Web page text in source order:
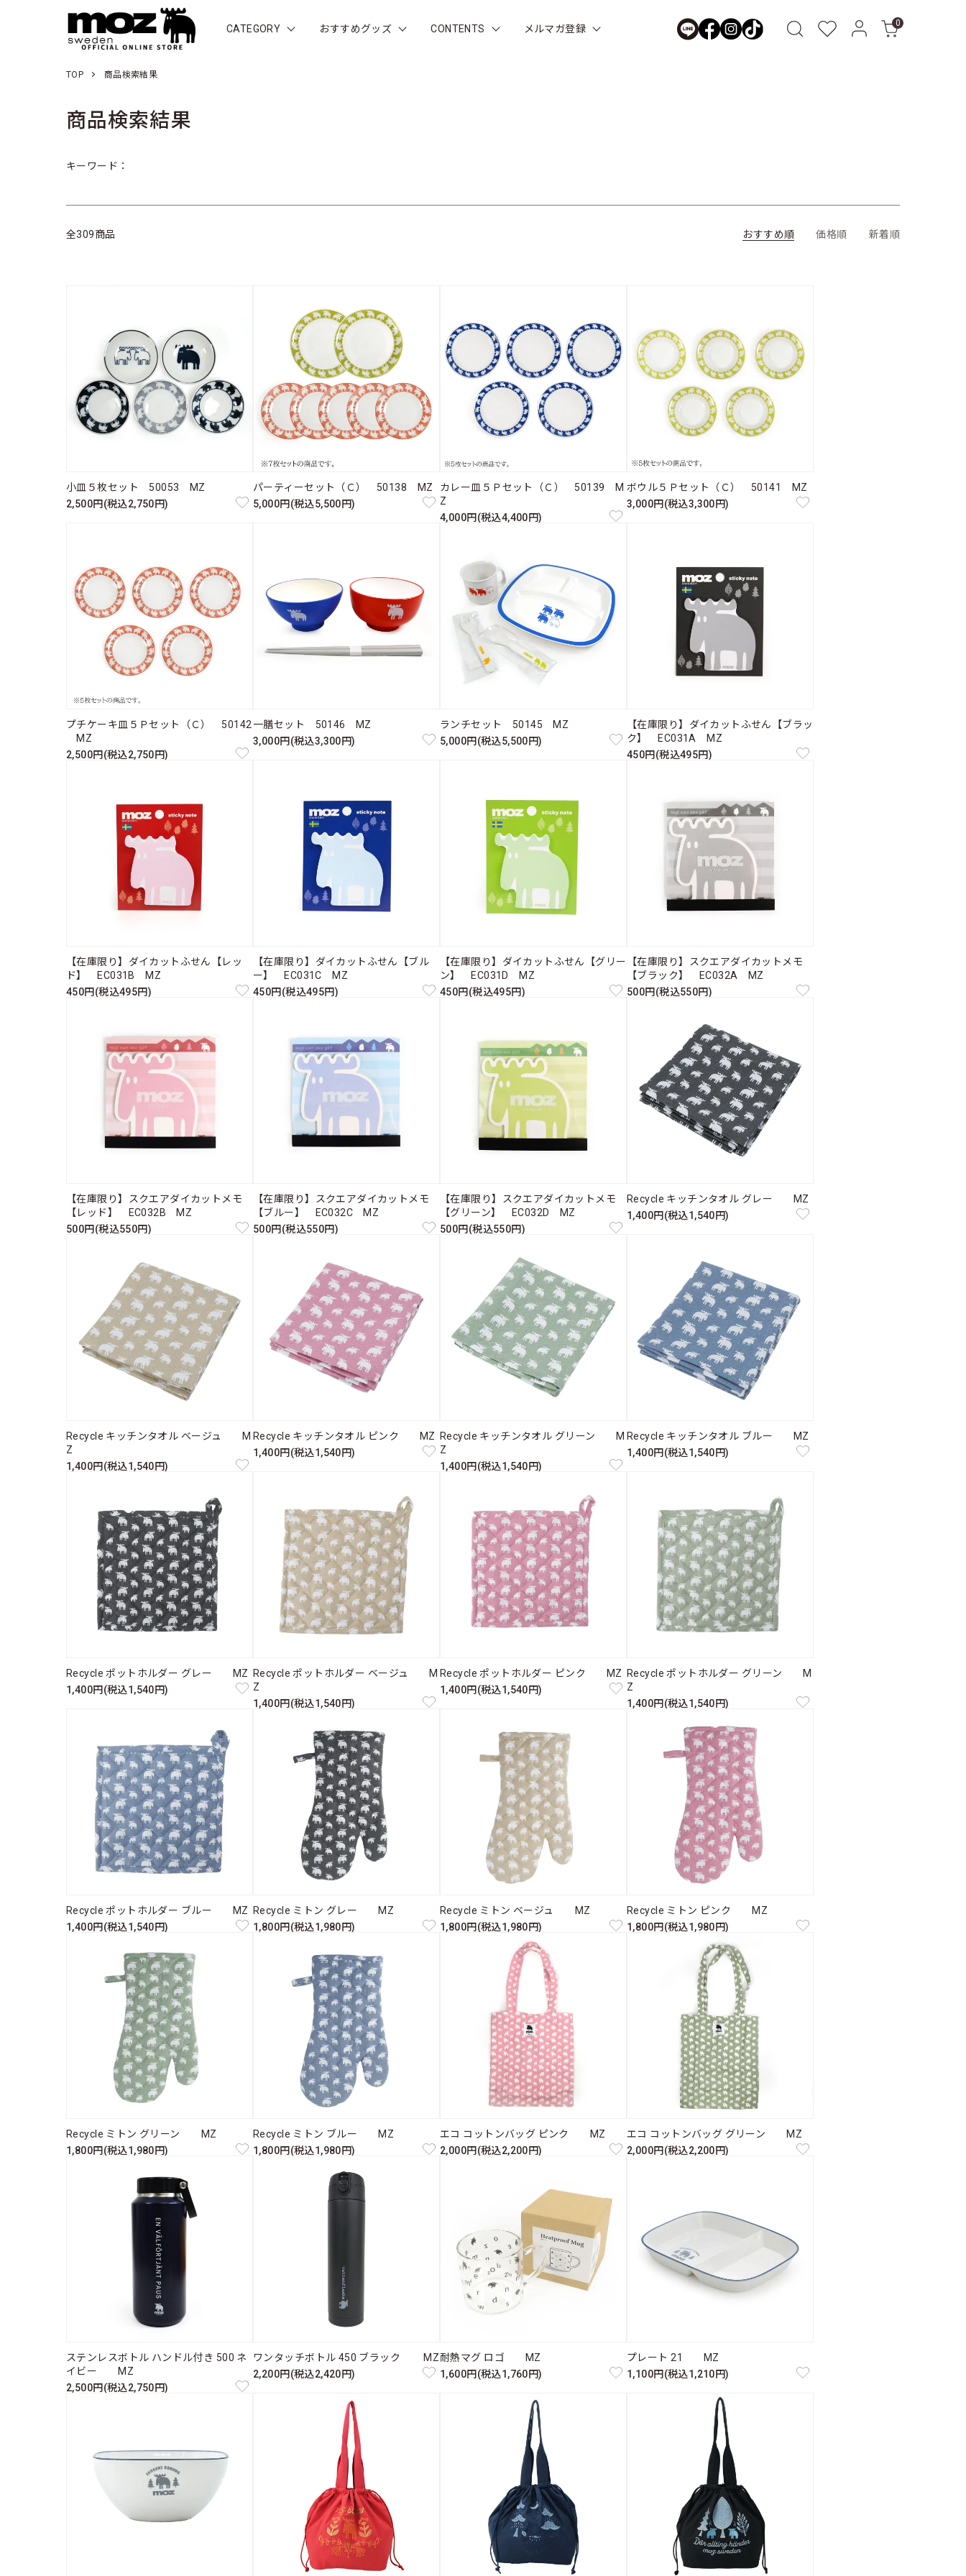
CATEGORY おすすめグッズ CONTENTS メルマガ登録 0
TOP 商品検索結果
商品検索結果
キーワード：
全309商品 おすすめ順 価格順 新着順
小皿５枚セット 50053 MZ
2,500円(税込2,750円)
パーティーセット（Ｃ） 50138 MZ
5,000円(税込5,500円)
カレー皿５Ｐセット（Ｃ） 50139 M
Z
4,000円(税込4,400円)
ボウル５Ｐセット（Ｃ） 50141 MZ
3,000円(税込3,300円)
プチケーキ皿５Ｐセット（Ｃ） 50142
MZ
2,500円(税込2,750円)
一膳セット 50146 MZ
3,000円(税込3,300円)
ランチセット 50145 MZ
5,000円(税込5,500円)
【在庫限り】ダイカットふせん【ブラッ
ク】 EC031A MZ
450円(税込495円)
【在庫限り】ダイカットふせん【レッ
ド】 EC031B MZ
450円(税込495円)
【在庫限り】ダイカットふせん【ブル
ー】 EC031C MZ
450円(税込495円)
【在庫限り】ダイカットふせん【グリー
ン】 EC031D MZ
450円(税込495円)
【在庫限り】スクエアダイカットメモ
【ブラック】 EC032A MZ
500円(税込550円)
【在庫限り】スクエアダイカットメモ
【レッド】 EC032B MZ
500円(税込550円)
【在庫限り】スクエアダイカットメモ
【ブルー】 EC032C MZ
500円(税込550円)
【在庫限り】スクエアダイカットメモ
【グリーン】 EC032D MZ
500円(税込550円)
Recycle キッチンタオル グレー MZ
1,400円(税込1,540円)
Recycle キッチンタオル ベージュ M
Z
1,400円(税込1,540円)
Recycle キッチンタオル ピンク MZ
1,400円(税込1,540円)
Recycle キッチンタオル グリーン M
Z
1,400円(税込1,540円)
Recycle キッチンタオル ブルー MZ
1,400円(税込1,540円)
Recycle ポットホルダー グレー MZ
1,400円(税込1,540円)
Recycle ポットホルダー ベージュ M
Z
1,400円(税込1,540円)
Recycle ポットホルダー ピンク MZ
1,400円(税込1,540円)
Recycle ポットホルダー グリーン M
Z
1,400円(税込1,540円)
Recycle ポットホルダー ブルー MZ
1,400円(税込1,540円)
Recycle ミトン グレー MZ
1,800円(税込1,980円)
Recycle ミトン ベージュ MZ
1,800円(税込1,980円)
Recycle ミトン ピンク MZ
1,800円(税込1,980円)
Recycle ミトン グリーン MZ
1,800円(税込1,980円)
Recycle ミトン ブルー MZ
1,800円(税込1,980円)
エコ コットンバッグ ピンク MZ
2,000円(税込2,200円)
エコ コットンバッグ グリーン MZ
2,000円(税込2,200円)
ステンレスボトル ハンドル付き 500 ネ
イビー MZ
2,500円(税込2,750円)
ワンタッチボトル 450 ブラック MZ
2,200円(税込2,420円)
耐熱マグ ロゴ MZ
1,600円(税込1,760円)
プレート 21 MZ
1,100円(税込1,210円)